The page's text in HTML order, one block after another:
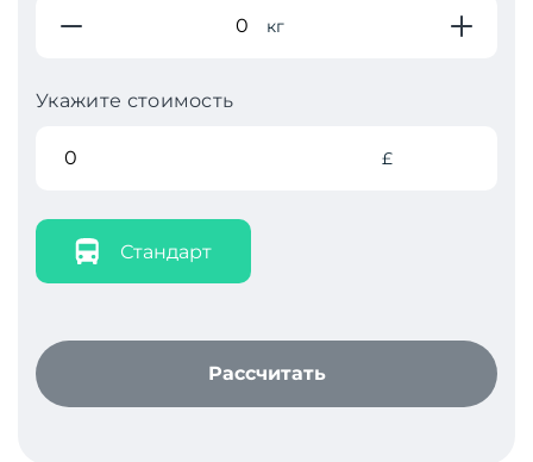
кг
Укажите стоимость
£
Стандарт
Рассчитать